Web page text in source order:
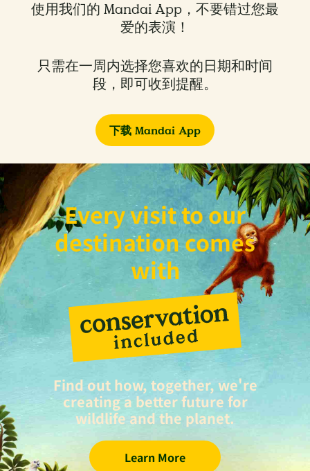
使用我们的 Mandai App，不要错过您最
爱的表演！
只需在一周内选择您喜欢的日期和时间
段，即可收到提醒。​
下载 Mandai App
Every visit to our
destination comes
with
Find out how, together, we're
creating a better future for
wildlife and the planet.
Learn More